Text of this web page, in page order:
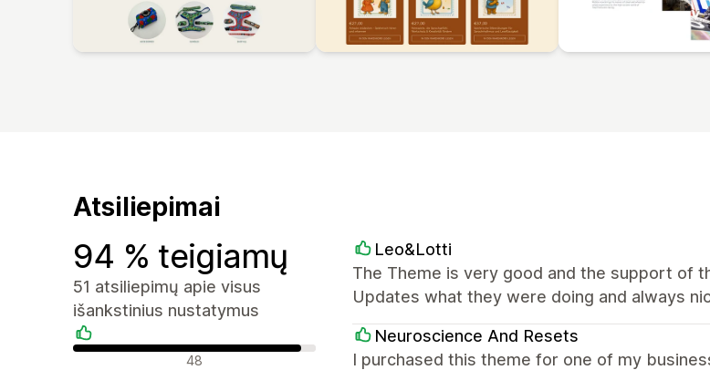
Atsiliepimai
94 % teigiamų
51 atsiliepimų apie visus
išankstinius nustatymus
Teigiami atsiliepimai
48
Leo&Lotti
The Theme is very good and the support of
Updates what they were doing and always
Neuroscience And Resets
I purchased this theme for one of my